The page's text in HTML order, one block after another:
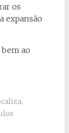
os
expansão
ao
,